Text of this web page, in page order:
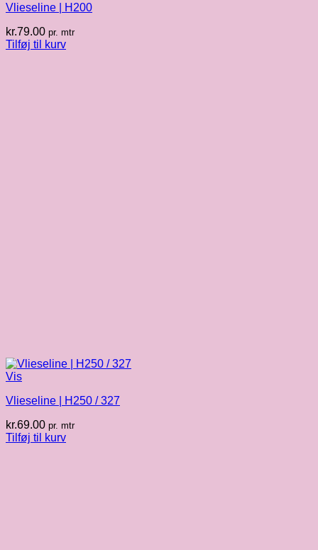
Vlieseline | H200
kr.79.00 pr. mtr
Tilføj til kurv
Vis
Vlieseline | H250 / 327
kr.69.00 pr. mtr
Tilføj til kurv